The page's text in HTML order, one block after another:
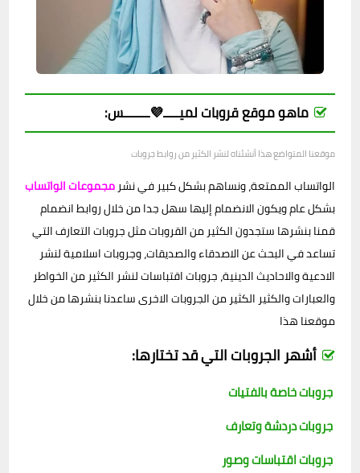
ماهو موقع قروبات لميـــــ💜ــــــــس:
موقعنا المتواضع هذا أنشئناه لنشر الكثير من روابط جروبات
الواتساب الممتعة، ونساهم بشكل كبير في نشرمجموعات الواتساب
بشكل عام ويكون الانضمام إليها سهل جدا من خلال روابط انضمام
قمنا بنشرها ستجدون الكثير من القروبات مثل جروبات التعارف التي
تساعد في البحث عن الاصدقاء والصديقات، وجروبات اسلامية لنشر
الادعية والاحاديث الدينية، جروبات اقتباسات لنشر الكثير من الخواطر
والعبارات والكثير الكثير من الجروبات الاخرى ساعدنا بنشرها من خلال
موقعنا هذا
أشهر الجروبات التي قد تختارها:
جروبات خاصة بالفتيات
جروبات دردشة وتعارف
جروبات اقتباسات وصور